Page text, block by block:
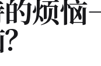
的烦